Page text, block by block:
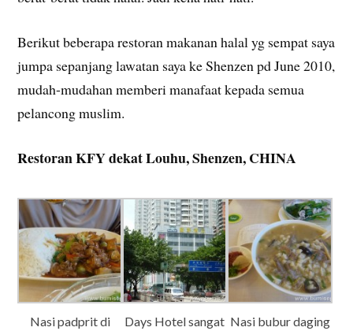
Berikut beberapa restoran makanan halal yg sempat saya
jumpa sepanjang lawatan saya ke Shenzen pd June 2010,
mudah-mudahan memberi manafaat kepada semua
pelancong muslim.
Restoran KFY dekat Louhu, Shenzen, CHINA
Nasi padprit di
Days Hotel sangat Nasi bubur daging